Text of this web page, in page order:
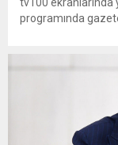
programında
olarak
sürerken Yeniden
TV100’DE TEPKİ